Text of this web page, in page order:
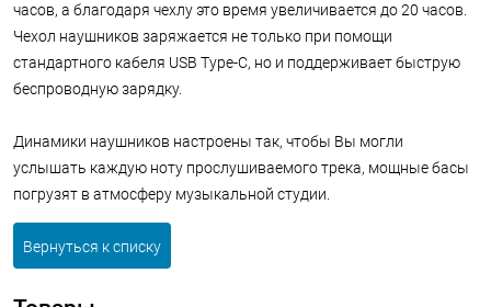
часов, а благодаря чехлу это время увеличивается до 20 часов.
Чехол наушников заряжается не только при помощи
стандартного кабеля USB Type-C, но и поддерживает быструю
беспроводную зарядку.
Динамики наушников настроены так, чтобы Вы могли
услышать каждую ноту прослушиваемого трека, мощные басы
погрузят в атмосферу музыкальной студии.
Вернуться к списку